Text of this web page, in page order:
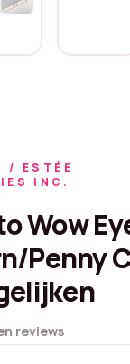
/ ESTÉE
INC.
Wow
Penny
reviews